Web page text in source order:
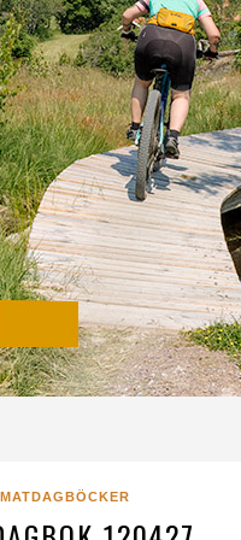
MATDAGBÖCKER